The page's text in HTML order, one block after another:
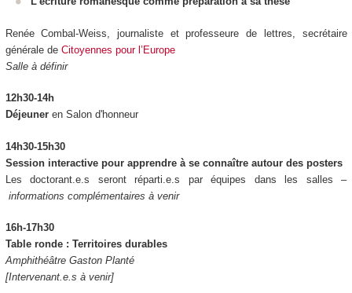
Renée Combal-Weiss, journaliste et professeure de lettres, secrétaire
générale de Citoyennes pour l’Europe
Salle à définir
12h30-14h
Déjeuner en Salon d'honneur
14h30-15h30
Session interactive pour apprendre à se connaître autour des posters
Les doctorant.e.s seront réparti.e.s par équipes dans les salles –
informations complémentaires à venir
16h-17h30
Table ronde : Territoires durables
Amphithéâtre Gaston Planté
[Intervenant.e.s à venir]